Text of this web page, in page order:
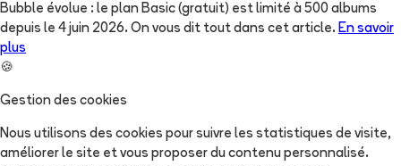
Bubble évolue : le plan Basic (gratuit) est limité à 500 albums
depuis le 4 juin 2026. On vous dit tout dans cet article. En savoir
plus
🍪
Gestion des cookies
Nous utilisons des cookies pour suivre les statistiques de visite,
améliorer le site et vous proposer du contenu personnalisé.